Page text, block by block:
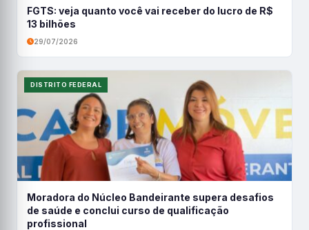
FGTS: veja quanto você vai receber do lucro de R$
13 bilhões
29/07/2026
DISTRITO FEDERAL
Moradora do Núcleo Bandeirante supera desafios
de saúde e conclui curso de qualificação
profissional